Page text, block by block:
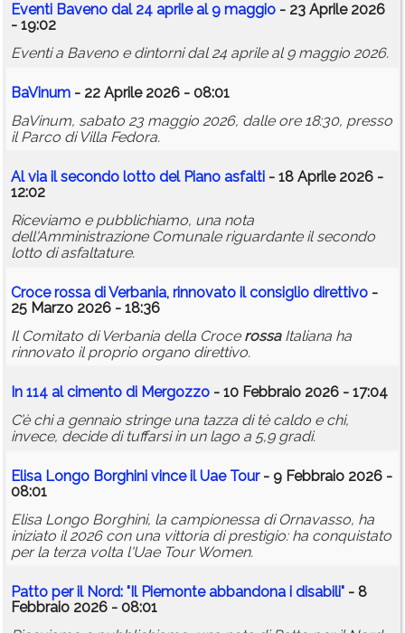
Eventi Baveno dal 24 aprile al 9 maggio - 23 Aprile 2026
- 19:02
Eventi a Baveno e dintorni dal 24 aprile al 9 maggio 2026.
BaVinum - 22 Aprile 2026 - 08:01
BaVinum, sabato 23 maggio 2026, dalle ore 18:30, presso
il Parco di Villa Fedora.
Al via il secondo lotto del Piano asfalti - 18 Aprile 2026 -
12:02
Riceviamo e pubblichiamo, una nota
dell'Amministrazione Comunale riguardante il secondo
lotto di asfaltature.
Crocerossa di Verbania, rinnovato il consiglio direttivo -
25 Marzo 2026 - 18:36
Il Comitato di Verbania della Croce rossaItaliana ha
rinnovato il proprio organo direttivo.
In 114 al cimento di Mergozzo - 10 Febbraio 2026 - 17:04
C’è chi a gennaio stringe una tazza di tè caldo e chi,
invece, decide di tuffarsi in un lago a 5,9 gradi.
Elisa Longo Borghini vince il Uae Tour- 9 Febbraio 2026 -
08:01
Elisa Longo Borghini, la campionessa di Ornavasso, ha
iniziato il 2026 con una vittoria di prestigio: ha conquistato
per la terza volta l'Uae Tour Women.
Patto per il Nord: "Il Piemonte abbandona i disabili" - 8
Febbraio 2026 - 08:01